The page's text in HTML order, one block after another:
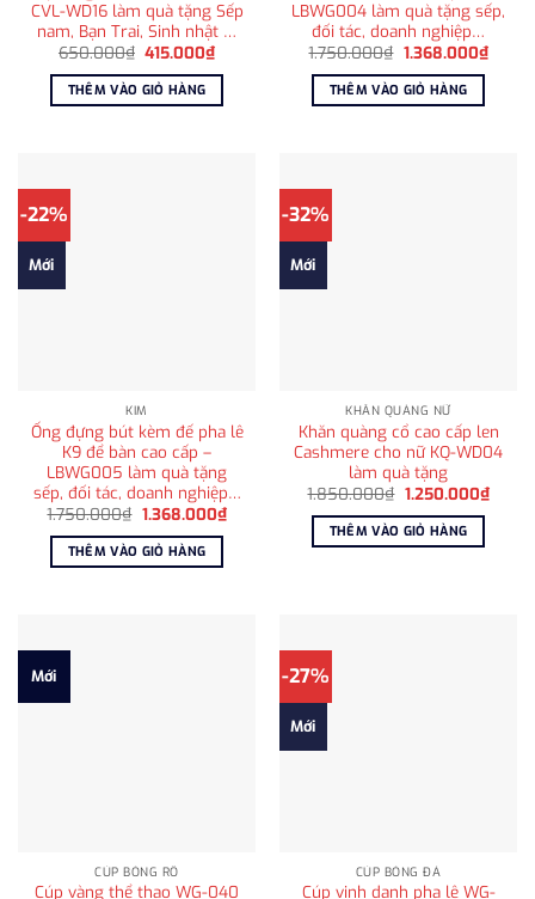
CVL-WD16 làm quà tặng Sếp
nam, Bạn Trai, Sinh nhật …
650.000₫ Giá
là:
650.000₫.
415.000₫Giá
hiện
tại
415.000₫.
THÊM VÀO GIỎ HÀNG
LBWG004 làm quà tặng sếp,
đối tác, doanh nghiệp…
1.750.000₫ Giá
là:
1.750.000₫.
1.368.000₫Giá
hiện
THÊM VÀO GIỎ HÀNG
-22%
Mới
KIM
Ống đựng bút kèm đế pha lê
K9 để bàn cao cấp –
LBWG005 làm quà tặng
sếp, đối tác, doanh nghiệp…
1.750.000₫ Giá
là:
1.750.000₫.
1.368.000₫Giá
hiện
THÊM VÀO GIỎ HÀNG
-32%
Mới
KHĂN QUÀNG NỮ
Khăn quàng cổ cao cấp len
Cashmere cho nữ KQ-WD04
làm quà tặng
1.850.000₫ Giá
là:
1.850.000₫.
1.250.000₫Giá
hiện
THÊM VÀO GIỎ HÀNG
Mới
CÚP BÓNG RỔ
Cúp vàng thể thao WG-040
-27%
Mới
CÚP BÓNG ĐÁ
Cúp vinh danh pha lê WG-